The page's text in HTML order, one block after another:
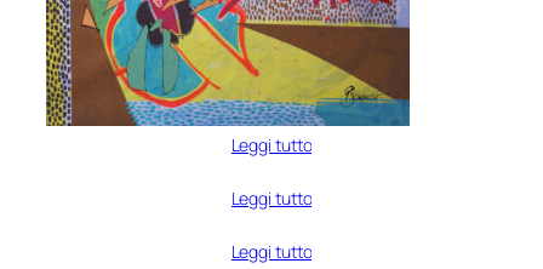
Leggi tutto
Leggi tutto
Leggi tutto